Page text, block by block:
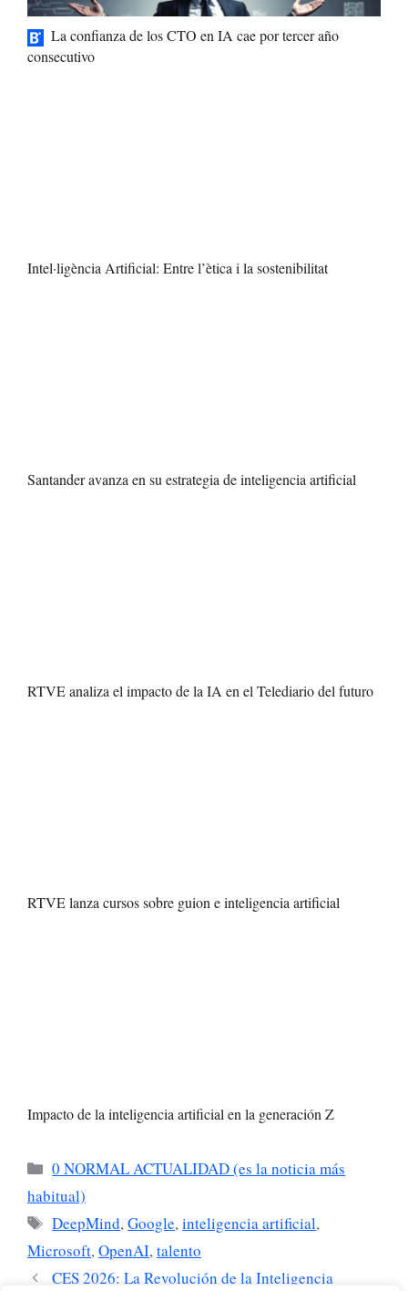
La confianza de los CTO en IA cae por tercer año
consecutivo
Intel·ligència Artificial: Entre l’ètica i la sostenibilitat
Santander avanza en su estrategia de inteligencia artificial
RTVE analiza el impacto de la IA en el Telediario del futuro
RTVE lanza cursos sobre guion e inteligencia artificial
Impacto de la inteligencia artificial en la generación Z
Categorías
0 NORMAL ACTUALIDAD (es la noticia más
habitual)
Etiquetas
DeepMind,Google,inteligencia artificial,
Microsoft, OpenAI, talento
CES 2026: La Revolución de la Inteligencia